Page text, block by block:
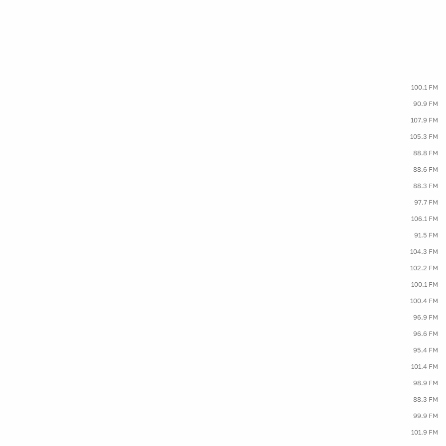
100.1 FM
90.9 FM
107.9 FM
105.3 FM
88.8 FM
88.6 FM
88.3 FM
97.7 FM
106.1 FM
91.5 FM
104.3 FM
102.2 FM
100.1 FM
100.4 FM
96.9 FM
96.6 FM
95.4 FM
101.4 FM
98.9 FM
88.3 FM
99.9 FM
101.9 FM